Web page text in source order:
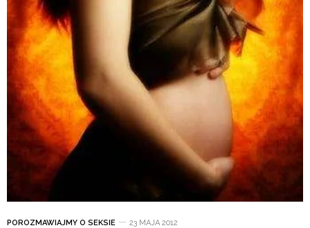
POROZMAWIAJMY O SEKSIE 23 MAJA 2012